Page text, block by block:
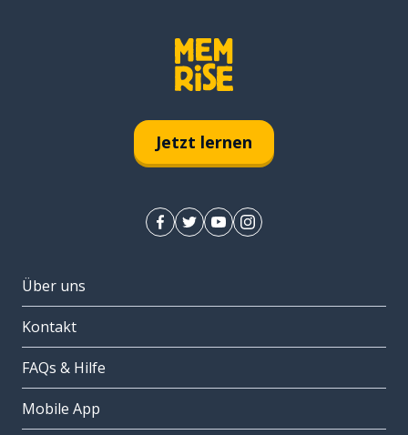
Jetzt lernen
Über uns
Kontakt
FAQs & Hilfe
Mobile App